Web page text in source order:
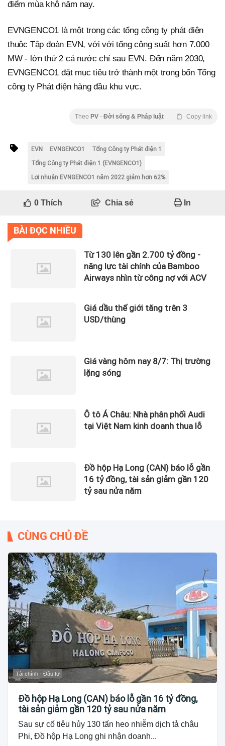
điểm mùa khô năm nay.
EVNGENCO1 là một trong các tổng công ty phát điện
thuộc Tập đoàn EVN, với với tổng công suất hơn 7.000
MW - lớn thứ 2 cả nước chỉ sau EVN. Đến năm 2030,
EVNGENCO1 đặt mục tiêu trở thành một trong bốn Tổng
công ty Phát điện hàng đầu khu vực.
Theo PV - Đời sống & Pháp luật Copy link
EVN EVNGENCO1
Tổng Công ty Phát điện 1
Tổng Công ty Phát điện 1 (EVNGENCO1)
Lợi nhuận EVNGENCO1 năm 2022 giảm hơn 62%
0Thích Chia sẻ In
BÀI ĐỌC NHIỀU
Từ 130 lên gần 2.700 tỷ đồng -
năng lực tài chính của Bamboo
Airways nhìn từ công nợ với ACV
Giá dầu thế giới tăng trên 3
USD/thùng
Giá vàng hôm nay 8/7: Thị trường
lặng sóng
Ô tô Á Châu: Nhà phân phối Audi
tại Việt Nam kinh doanh thua lỗ
Đồ hộp Hạ Long (CAN) báo lỗ gần
16 tỷ đồng, tài sản giảm gần 120
tỷ sau nửa năm
CÙNG CHỦ ĐỀ
Tài chính - Đầu tư
Đồ hộp Hạ Long (CAN) báo lỗ gần 16 tỷ đồng,
tài sản giảm gần 120 tỷ sau nửa năm
Sau sự cố tiêu hủy 130 tấn heo nhiễm dịch tả châu
Phi, Đồ hộp Hạ Long ghi nhận doanh...